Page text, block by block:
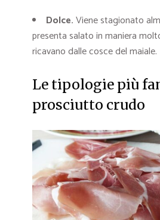
Dolce.Viene stagionato
presenta salato in maniera
ricavano dalle cosce del maiale.
Le tipologie più
prosciutto crudo